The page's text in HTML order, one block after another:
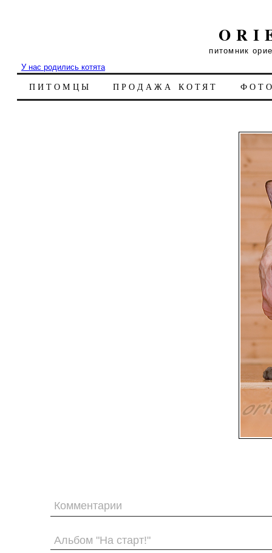
питомник
У нас родились котята
ПИТОМЦЫ ПРОДАЖА КОТЯТ
Комментарии
Альбом "На старт!"